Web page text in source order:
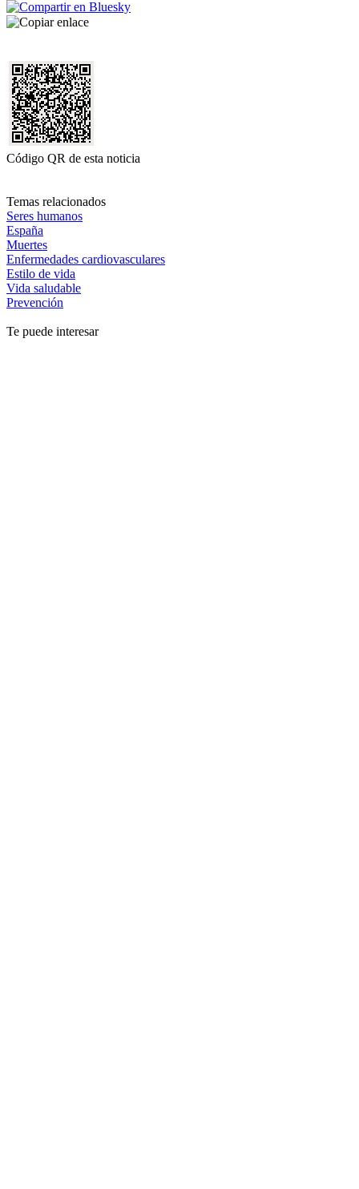
Código QR de esta noticia
Temas relacionados
Seres humanos
España
Muertes
Enfermedades cardiovasculares
Estilo de vida
Vida saludable
Prevención
Te puede interesar